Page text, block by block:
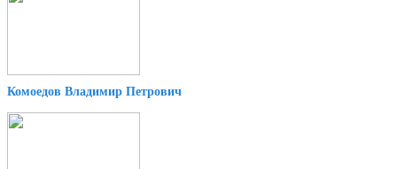
Комоедов Владимир Петрович